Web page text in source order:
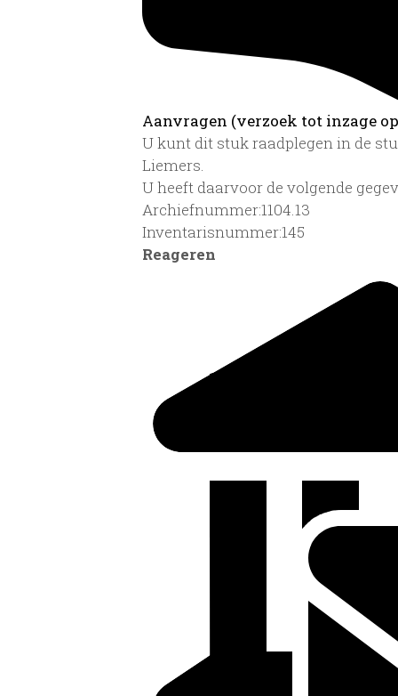
Aanvragen (verzoek tot inzage
U kunt dit stuk raadplegen in de
Liemers.
U heeft daarvoor de volgende
Archiefnummer:1104.13
Inventarisnummer:145
Reageren